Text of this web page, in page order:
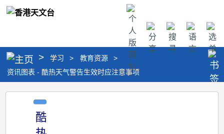
个
人
版
网
站
分
享
搜
寻
语
言
选
单
> 学习 > 教育资源
>
资讯图表 - 酷热天气警告生效时应注意事项
资
酷